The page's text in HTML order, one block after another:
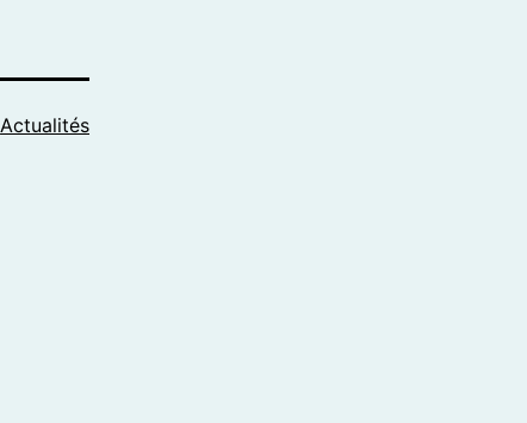
Actualités